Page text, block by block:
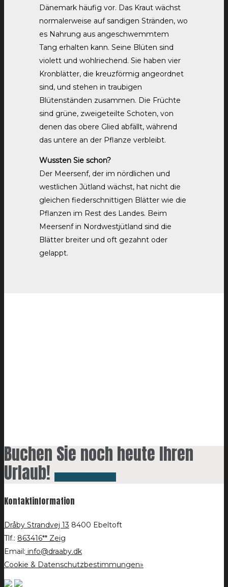
Dänemark häufig vor. Das Kraut wächst
normalerweise auf sandigen Stränden, wo
es Nahrung aus angeschwemmtem
Tang erhalten kann. Seine Blüten sind
violett und wohlriechend. Sie haben vier
Kronblätter, die kreuzförmig angeordnet
sind, und stehen in traubigen
Blütenständen zusammen. Die Früchte
sind grüne, zweigeteilte Schoten, von
denen das obere Glied abfällt, während
das untere an der Pflanze verbleibt.
Wussten Sie schon?
Der Meersenf, der im nördlichen und
westlichen Jütland wächst, hat nicht die
gleichen fiederschnittigen Blätter wie die
Pflanzen im Rest des Landes. Beim
Meersenf in Nordwestjütland sind die
Blätter breiter und oft gezahnt oder
gelappt.
Buchen Sie noch heute Ihren
Urlaub!
Kontaktinformation
Dråby Strandvej 13 8400 Ebeltoft
Tlf.: 863416** Zeig
Email: info@draaby.dk
Cookie & Datenschutzbestimmungen»